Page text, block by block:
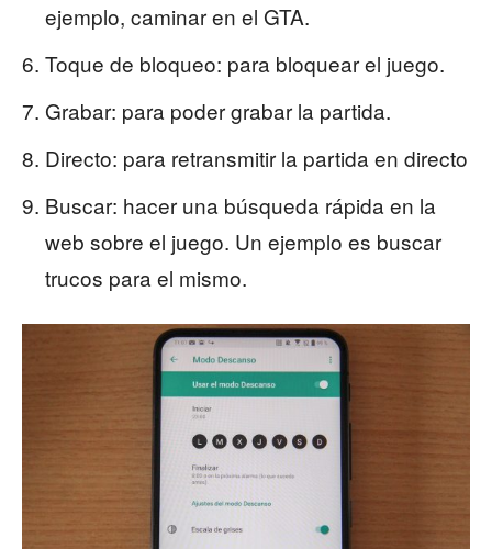
ejemplo, caminar en el GTA.
Toque de bloqueo: para bloquear el juego.
Grabar: para poder grabar la partida.
Directo: para retransmitir la partida en directo
Buscar: hacer una búsqueda rápida en la
web sobre el juego. Un ejemplo es buscar
trucos para el mismo.